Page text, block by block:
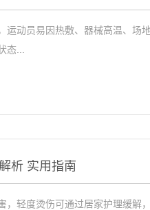
运动员易因热敷、器械高温、场
态...
析 实用指南
，轻度烫伤可通过居家护理缓